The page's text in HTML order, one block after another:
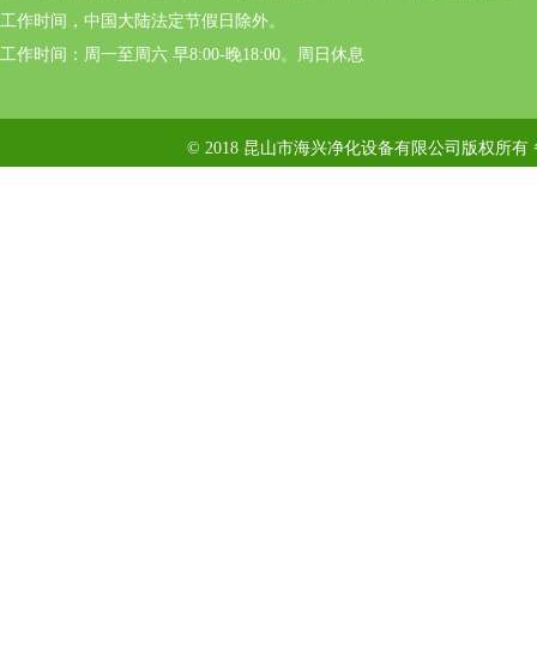
工作时间，中国大陆法定节假日除外。
工作时间：周一至周六 早8:00-晚18:00。周日休息
© 2018 昆山市海兴净化设备有限公司版权所有